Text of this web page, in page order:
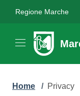
Regione Marche
Home / Privacy